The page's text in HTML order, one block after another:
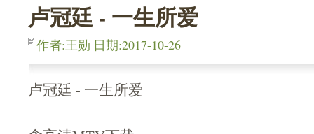
卢冠廷 - 一生所爱
作者:王勋 日期:2017-10-26
卢冠廷 - 一生所爱